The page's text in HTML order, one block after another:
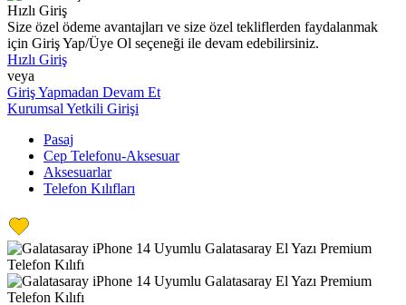
Hızlı Giriş
Size özel ödeme avantajları ve size özel tekliflerden faydalanmak
için Giriş Yap/Üye Ol seçeneği ile devam edebilirsiniz.
Hızlı Giriş
veya
Giriş Yapmadan Devam Et
Kurumsal Yetkili Girişi
Pasaj
Cep Telefonu-Aksesuar
Aksesuarlar
Telefon Kılıfları